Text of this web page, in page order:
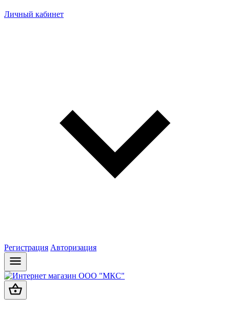
Личный кабинет
Регистрация Авторизация